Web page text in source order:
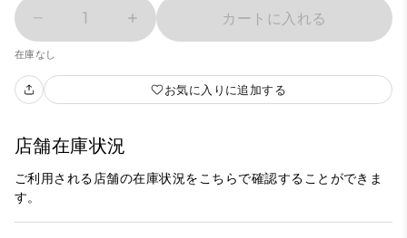
1 カートに入れる
在庫なし
お気に入りに追加する
店舗在庫状況
ご利用される店舗の在庫状況をこちらで確認することができま
す。